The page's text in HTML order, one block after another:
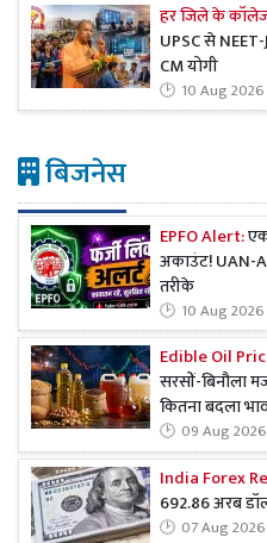
हर जिले के
UPSC से
CM योगी
10 Aug 2026
बिजनेस
EPFO Alert:
अकाउंट! UAN-
तरीके
10 Aug
Edible Oil
सरसों-बिनौला
कितना बदला
09 Aug 2026
India Forex
692.86 अरब
07 Aug